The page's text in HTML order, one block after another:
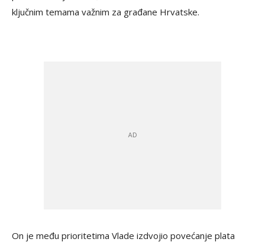
ključnim temama važnim za građane Hrvatske.
On je među prioritetima Vlade izdvojio povećanje plata